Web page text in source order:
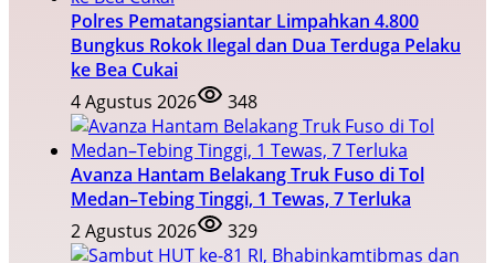
Polres Pematangsiantar Limpahkan 4.800
Bungkus Rokok Ilegal dan Dua Terduga Pelaku
ke Bea Cukai
4 Agustus 2026
348
Avanza Hantam Belakang Truk Fuso di Tol
Medan–Tebing Tinggi, 1 Tewas, 7 Terluka
2 Agustus 2026
329